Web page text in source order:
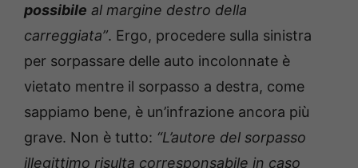
possibile al margine destro della
carreggiata”. Ergo, procedere sulla sinistra
per sorpassare delle auto incolonnate è
vietato mentre il sorpasso a destra, come
sappiamo bene, è un’infrazione ancora più
grave. Non è tutto: “L’autore del sorpasso
illegittimo risulta corresponsabile in caso